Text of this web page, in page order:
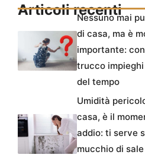
Articoli recenti
Nessuno mai
di casa, ma è
importante:
trucco
del tempo
Umidità
casa, è il
addio: ti serve
mucchio di